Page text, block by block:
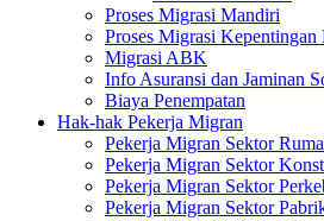
Proses Migrasi Mandiri
Proses Migrasi Kepentingan
Migrasi ABK
Info Asuransi dan Jaminan
Biaya Penempatan
Hak-hak Pekerja Migran
Pekerja Migran Sektor
Pekerja Migran Sektor
Pekerja Migran Sektor
Pekerja Migran Sektor